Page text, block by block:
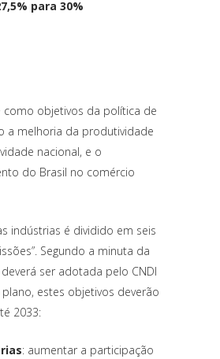
para 30%
como objetivos da política de
a melhoria da produtividade
nacional, e o
do Brasil no comércio
indústrias é dividido em seis
Segundo a minuta da
ser adotada pelo CNDI
estes objetivos deverão
2033:
: aumentar a participação